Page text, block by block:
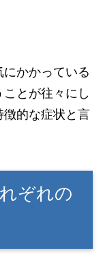
かかっている
とが往々にし
徴的な症状と言
ぞれの